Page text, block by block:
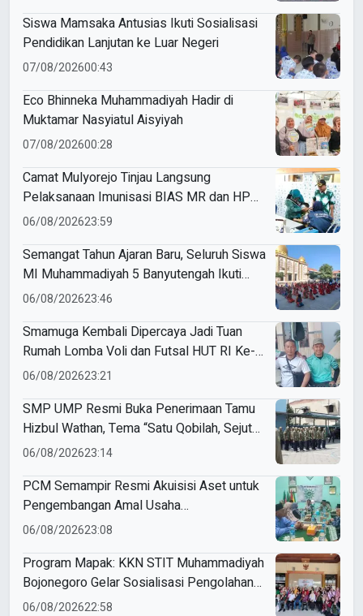
Siswa Mamsaka Antusias Ikuti Sosialisasi
Pendidikan Lanjutan ke Luar Negeri
07/08/202600:43
Eco Bhinneka Muhammadiyah Hadir di
Muktamar Nasyiatul Aisyiyah
07/08/202600:28
Camat Mulyorejo Tinjau Langsung
Pelaksanaan Imunisasi BIAS MR dan HPV
di SD Muhammadiyah 18 Surabaya
06/08/202623:59
Semangat Tahun Ajaran Baru, Seluruh Siswa
MI Muhammadiyah 5 Banyutengah Ikuti
Latihan Tapak Suci Perdana
06/08/202623:46
Smamuga Kembali Dipercaya Jadi Tuan
Rumah Lomba Voli dan Futsal HUT RI Ke-
81 Kecamatan Tulangan
06/08/202623:21
SMP UMP Resmi Buka Penerimaan Tamu
Hizbul Wathan, Tema “Satu Qobilah, Sejuta
Cerita” Curi Perhatian
06/08/202623:14
PCM Semampir Resmi Akuisisi Aset untuk
Pengembangan Amal Usaha
Muhammadiyah
06/08/202623:08
Program Mapak: KKN STIT Muhammadiyah
Bojonegoro Gelar Sosialisasi Pengolahan
Sampah
06/08/202622:58